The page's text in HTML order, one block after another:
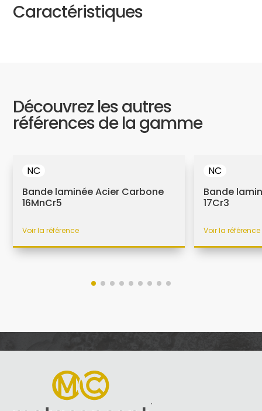
Caractéristiques
Découvrez les autres
références de la gamme
NC
Bande laminée Acier Carbone
16MnCr5
Voir la référence
NC
Bande
17Cr3
Voir la référence